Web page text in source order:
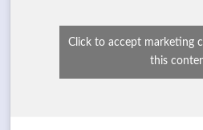
Click to accept marketing
this